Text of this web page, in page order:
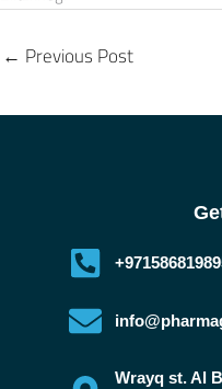
← Previous Post
Wrayq st. Al